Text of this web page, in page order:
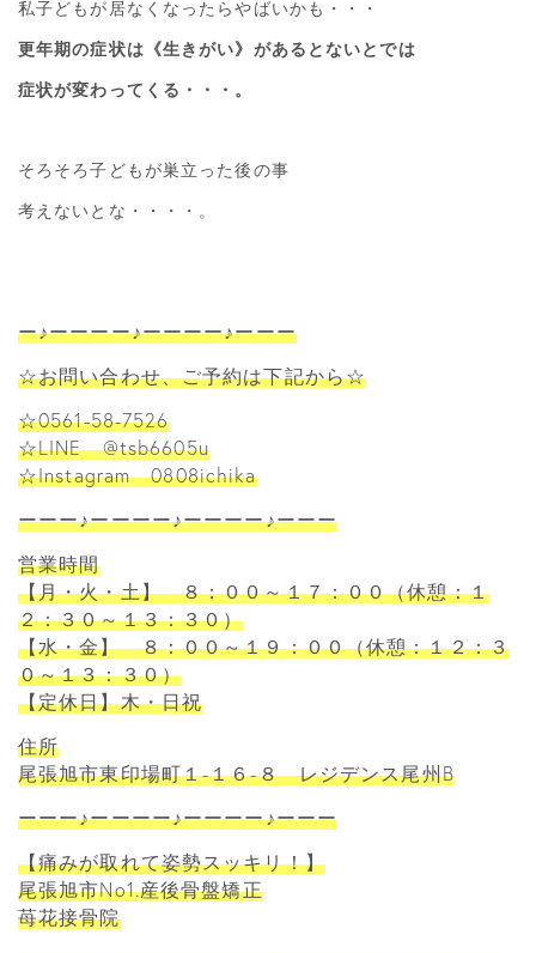
私子どもが居なくなったらやばいかも・・・
更年期の症状は《生きがい》があるとないとでは
症状が変わってくる・・・。
そろそろ子どもが巣立った後の事
考えないとな・・・・。
ー♪ーーーー♪ーーーー♪ーーー
☆お問い合わせ、ご予約は下記から☆
☆0561-58-7526
☆LINE @tsb6605u
☆Instagram 0808ichika
ーーー♪ーーーー♪ーーーー♪ーーー
営業時間
【月・火・土】 ８：００～１７：００（休憩：１
２：３０～１３：３０）
【水・金】 ８：００～１９：００（休憩：１２：３
０～１３：３０）
【定休日】木・日祝
住所
尾張旭市東印場町１-１６-８ レジデンス尾州B
ーーー♪ーーーー♪ーーーー♪ーーー
【痛みが取れて姿勢スッキリ！】
尾張旭市No1.産後骨盤矯正
苺花接骨院